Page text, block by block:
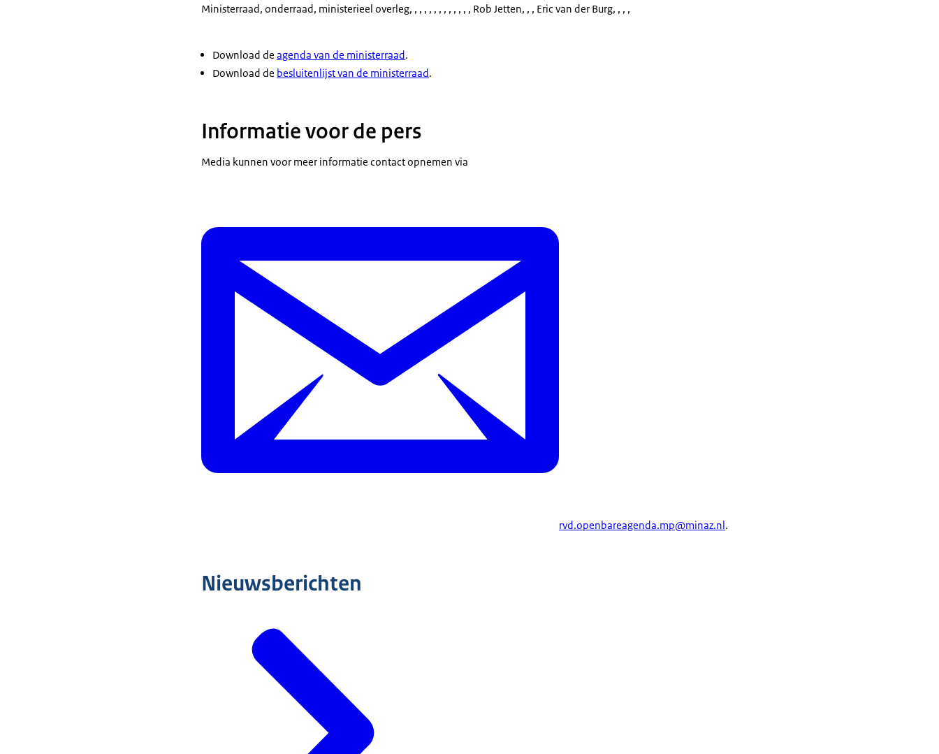
Ministerraad, onderraad, ministerieel overleg, , , , , , , , , , , , , Rob Jetten, , , Eric van der Burg, , , ,
Download de agenda van de ministerraad.
Download de besluitenlijst van de ministerraad.
Informatie voor de pers
Media kunnen voor meer informatie contact opnemen via
rvd.openbareagenda.mp@minaz.nl.
Nieuwsberichten